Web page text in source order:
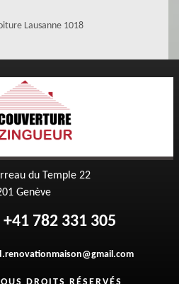
Lausanne 1018
du Temple 22
Genève
+41 782 331 305